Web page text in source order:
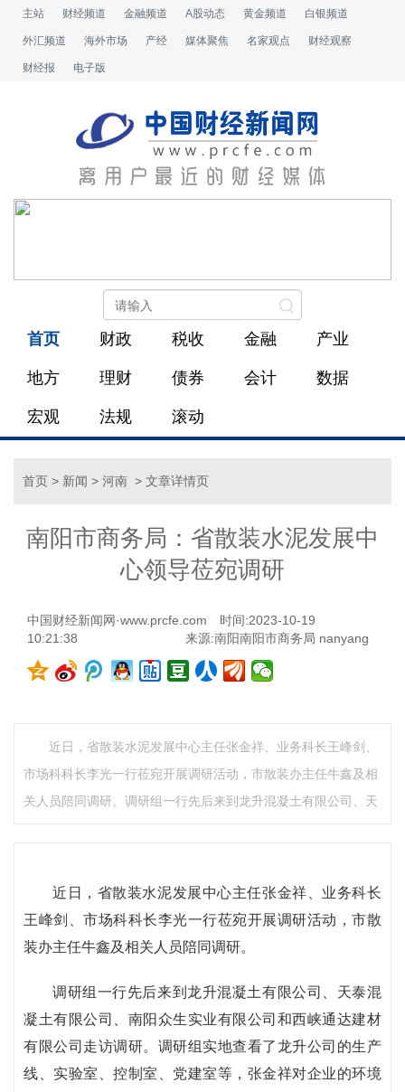
主站 财经频道 金融频道 A股动态 黄金频道 白银频道
外汇频道 海外市场 产经 媒体聚焦 名家观点 财经观察
财经报 电子版
首页 财政 税收 金融 产业
地方 理财 债券 会计 数据
宏观 法规 滚动
首页 > 新闻 > 河南 > 文章详情页
南阳市商务局：省散装水泥发展中
心领导莅宛调研
中国财经新闻网·www.prcfe.com
时间:2023-10-19
10:21:38
来源:南阳南阳市商务局 nanyang
近日，省散装水泥发展中心主任张金祥、业务科长王峰剑、
市场科科长李光一行莅宛开展调研活动，市散装办主任牛鑫及相
关人员陪同调研。调研组一行先后来到龙升混凝土有限公司、天
近日，省散装水泥发展中心主任张金祥、业务科长
王峰剑、市场科科长李光一行莅宛开展调研活动，市散
装办主任牛鑫及相关人员陪同调研。
调研组一行先后来到龙升混凝土有限公司、天泰混
凝土有限公司、南阳众生实业有限公司和西峡通达建材
有限公司走访调研。调研组实地查看了龙升公司的生产
线、实验室、控制室、党建室等，张金祥对企业的环境